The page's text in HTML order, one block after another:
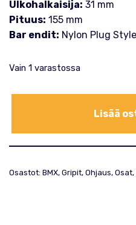
Ulkohalkaisija: 31 mm
Pituus: 155 mm
Bar endit: Nylon Plug
Vain 1 varastossa
Lisää
Osastot: BMX, Gripit, Ohjaus, Osat,